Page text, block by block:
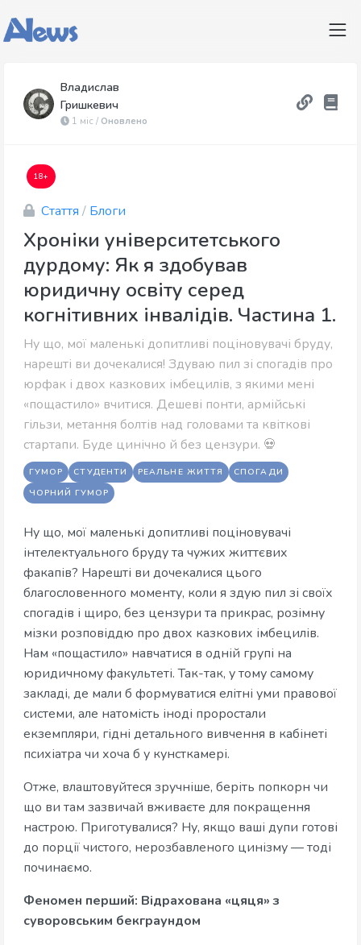
Владислав
Гришкевич
1 міс / Оновлено
18+
Стаття / Блоги
Хроніки університетського
дурдому: Як я здобував
юридичну освіту серед
когнітивних інвалідів. Частина 1.
Ну що, мої маленькі допитливі поціновувачі бруду,
нарешті ви дочекалися! Здуваю пил зі спогадів про
юрфак і двох казкових імбецилів, з якими мені
«пощастило» вчитися. Дешеві понти, армійські
гільзи, метання болтів над головами та квіткові
стартапи. Буде цинічно й без цензури. 💀
ГУМОР СТУДЕНТИ РЕАЛЬНЕ ЖИТТЯ
СПОГАДИ
ЧОРНИЙ ГУМОР
Ну що, мої маленькі допитливі поціновувачі
інтелектуального бруду та чужих життєвих
факапів? Нарешті ви дочекалися цього
благословенного моменту, коли я здую пил зі своїх
спогадів і щиро, без цензури та прикрас, розімну
мізки розповіддю про двох казкових імбецилів.
Нам «пощастило» навчатися в одній групі на
юридичному факультеті. Так-так, у тому самому
закладі, де мали б формуватися елітні уми правової
системи, але натомість іноді проростали
екземпляри, гідні детального вивчення в кабінеті
психіатра чи хоча б у кунсткамері.
Отже, влаштовуйтеся зручніше, беріть попкорн чи
що ви там зазвичай вживаєте для покращення
настрою. Приготувалися? Ну, якщо ваші дупи готові
до порції чистого, нерозбавленого цинізму — тоді
починаємо.
Феномен перший: Відрахована «цяця» з
суворовським бекграундом